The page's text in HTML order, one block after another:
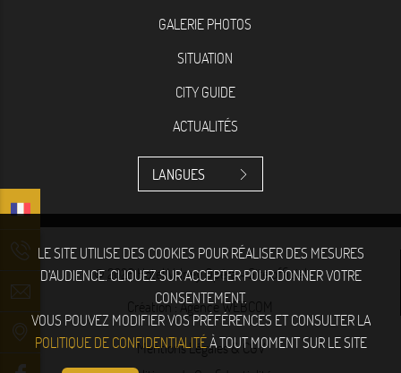
GALERIE PHOTOS
SITUATION
CITY GUIDE
ACTUALITÉS
LANGUES
© 2026 Hotel Volney Opéra - Site officiel
Création :Agence WEBCOM
Mentions Légales & CGV
LE SITE UTILISE DES COOKIES POUR RÉALISER DES MESURES
D’AUDIENCE. CLIQUEZ SUR ACCEPTER POUR DONNER VOTRE
CONSENTEMENT.
VOUS POUVEZ MODIFIER VOS PRÉFÉRENCES ET CONSULTER LA
POLITIQUE DE CONFIDENTIALITÉÀ TOUT MOMENT SUR LE SITE